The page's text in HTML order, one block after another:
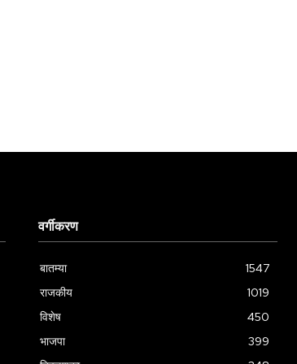
वर्गीकरण
बातम्या
1547
राजकीय
1019
विशेष
450
भाजपा
399